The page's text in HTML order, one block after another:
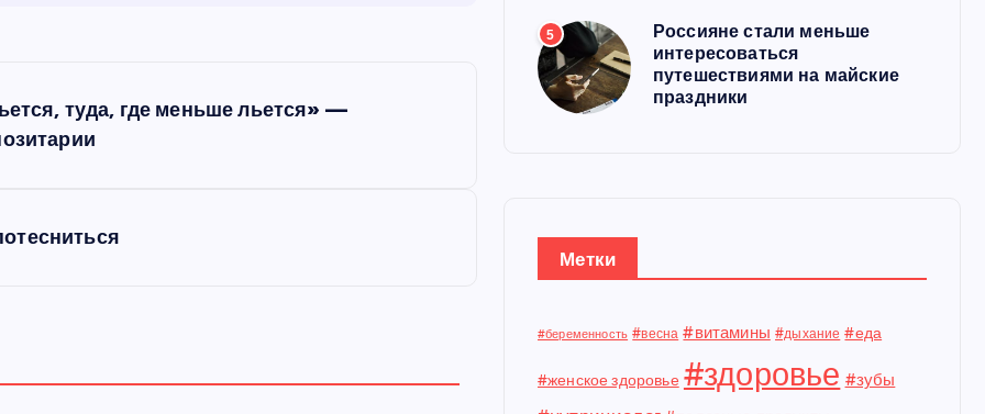
туда, где меньше льется» —
5
Россияне стали меньше
интересоваться
путешествиями на майские
праздники
Метки
#беременность #весна #витамины #дыхание #еда
#женское здоровье #здоровье #зубы